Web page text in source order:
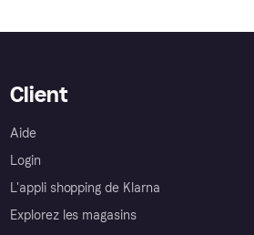
Client
Aide
Login
L'appli shopping de Klarna
Explorez les magasins